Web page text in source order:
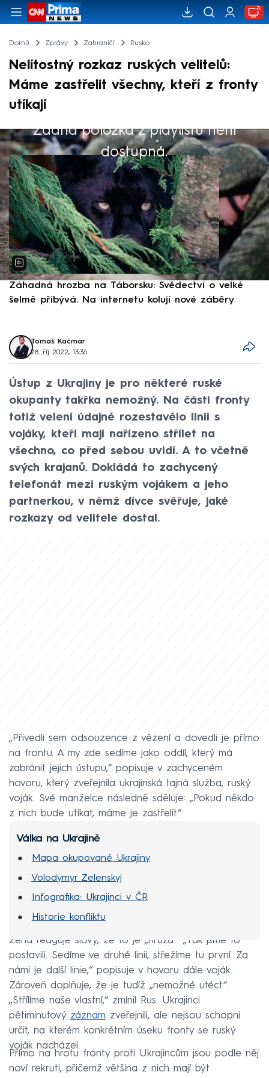
Domů Zprávy Zahraničí Rusko
Nelítostný rozkaz ruských velitelů:
Máme zastřelit všechny, kteří z fronty
utíkají
Žádná položka z playlistu není
dostupná.
Výběr redakce
Záhadná hrozba na Táborsku: Svědectví o velké
šelmě přibývá. Na internetu kolují nové záběry
Tomáš Kačmár
28. říj 2022, 13:36
Ústup z Ukrajiny je pro některé ruské
okupanty takřka nemožný. Na části fronty
totiž velení údajně rozestavělo linii s
vojáky, kteří mají nařízeno střílet na
všechno, co před sebou uvidí. A to včetně
svých krajanů. Dokládá to zachycený
telefonát mezi ruským vojákem a jeho
partnerkou, v němž dívce svěřuje, jaké
rozkazy od velitele dostal.
„Přivedli sem odsouzence z vězení a dovedli je přímo
na frontu. A my zde sedíme jako oddíl, který má
zabránit jejich ústupu,“ popisuje v zachyceném
hovoru, který zveřejnila ukrajinská tajná služba, ruský
voják. Své manželce následně sděluje: „Pokud někdo
z nich bude utíkat, máme je zastřelit.“
Válka na Ukrajině
Mapa okupované Ukrajiny
Volodymyr Zelenskyj
Infografika: Ukrajinci v ČR
Historie konfliktu
Žena reaguje slovy, že to je „hrůza“. „Tak jsme to
postavili. Sedíme ve druhé linii, střežíme tu první. Za
námi je další linie,“ popisuje v hovoru dále voják.
Zároveň doplňuje, že je tudíž „nemožné utéct“.
„Střílíme naše vlastní,“ zmínil Rus. Ukrajinci
pětiminutový záznam zveřejnili, ale nejsou schopni
určit, na kterém konkrétním úseku fronty se ruský
voják nacházel.
Přímo na hrotu fronty proti Ukrajincům jsou podle něj
noví rekruti, přičemž většina z nich mají být